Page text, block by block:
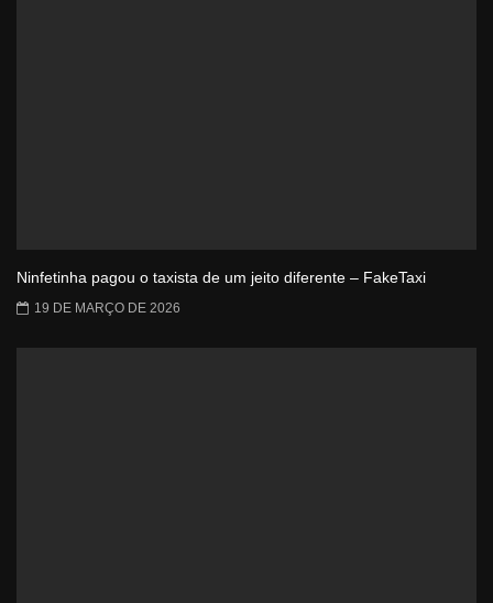
Ninfetinha pagou o taxista de um jeito diferente – FakeTaxi
19 DE MARÇO DE 2026